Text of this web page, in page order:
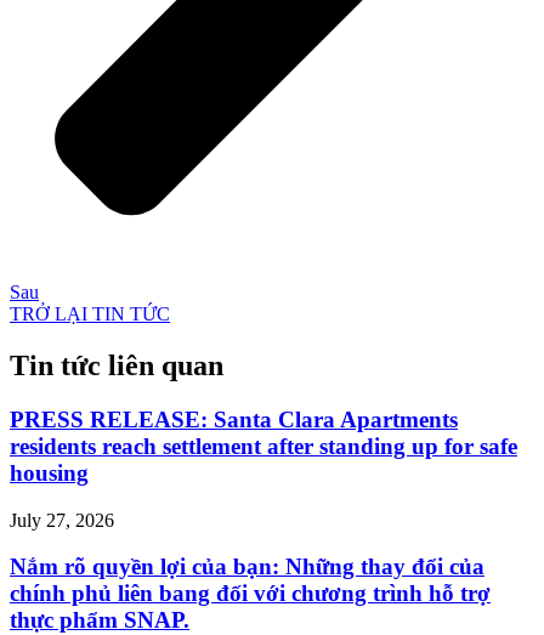
Sau
TRỞ LẠI TIN TỨC
Tin tức liên quan
PRESS RELEASE: Santa Clara Apartments
residents reach settlement after standing up for safe
housing
July 27, 2026
Nắm rõ quyền lợi của bạn: Những thay đổi của
chính phủ liên bang đối với chương trình hỗ trợ
thực phẩm SNAP.